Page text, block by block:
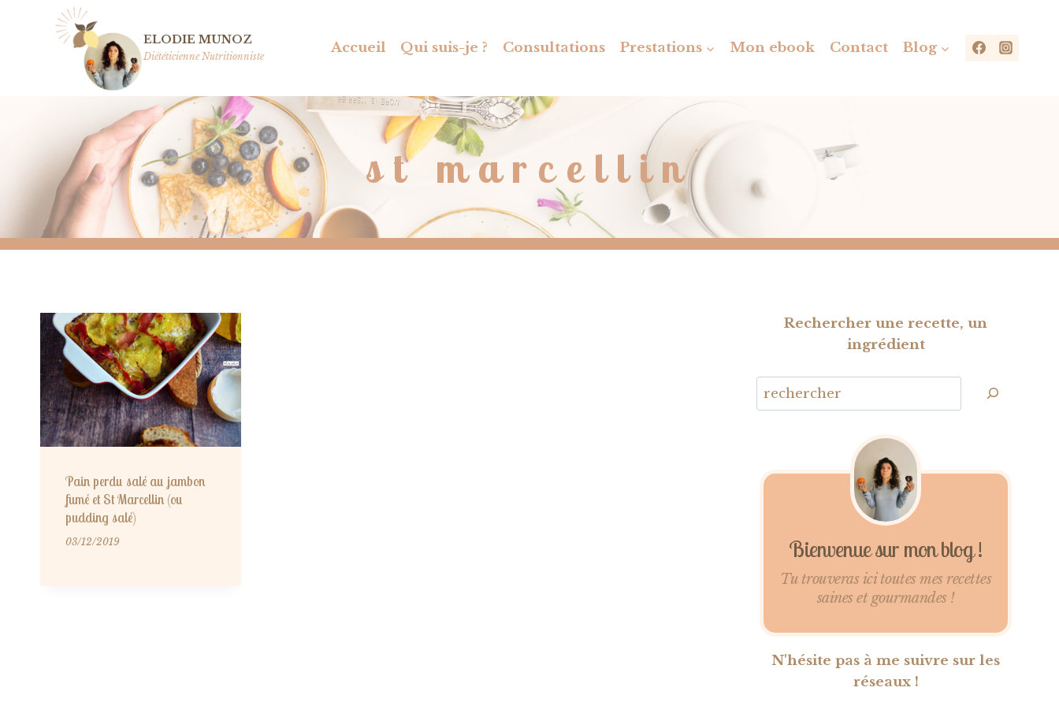
ELODIE MUNOZ
Diététicienne Nutritionniste Accueil Qui suis-je ? Consultations Prestations Mon ebook Contact Blog
st marcellin
Pain perdu salé au jambon
fumé et St Marcellin (ou
pudding salé)
03/12/2019
Rechercher une recette, un
ingrédient
Bienvenue sur mon blog !
Tu trouveras ici toutes mes recettes
saines et gourmandes !
N'hésite pas à me suivre sur les
réseaux !